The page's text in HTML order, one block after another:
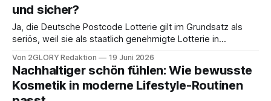
dauerhaft Freude an seiner Ausrüstung haben möchte,
sollte vor dem Kauf genauer hinsehen. Dieser Ratgeber
fasst
und sicher?
Ja, die Deutsche Postcode Lotterie gilt im Grundsatz als
seriös, weil sie als staatlich genehmigte Lotterie in
Informationen zu Spielregeln und Förderzweck bereitstellt.
Wenn Sie nach „Postcode Lotterie seriös“ suchen, wollen
Sie meist zwei Dinge klären: Ist das Angebot rechtlich
Von 2GLORY Redaktion 19 Juni 2026
Nachhaltiger schön fühlen: Wie bewusste
Kosmetik in moderne Lifestyle-Routinen